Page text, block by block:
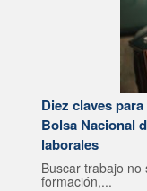
Diez claves
Bolsa Nacional
laborales
Buscar trabajo
formación,...